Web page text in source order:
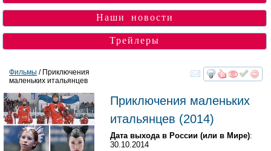
Наши новости
Трейлеры
смотреть
Фильмы / Приключения
маленьких итальянцев
Приключения маленьких
итальянцев (2014)
Дата выхода в России (или в Мире):
30.10.2014